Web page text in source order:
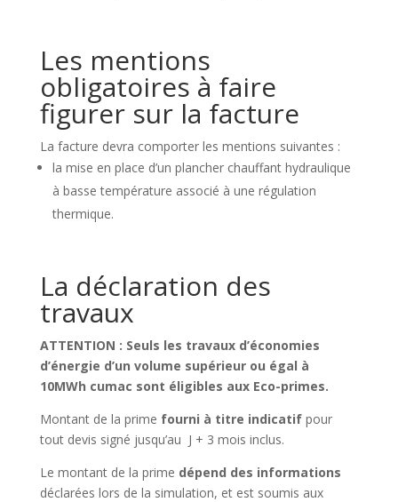
Les mentions
obligatoires à faire
figurer sur la facture
La facture devra comporter les mentions suivantes :
la mise en place d’un plancher chauffant hydraulique
à basse température associé à une régulation
thermique.
La déclaration des
travaux
ATTENTION : Seuls les travaux d’économies
d’énergie d’un volume supérieur ou égal à
10MWh cumac sont éligibles aux Eco-primes.
Montant de la prime fourni à titre indicatifpour
tout devis signé jusqu’au J + 3 mois inclus.
Le montant de la prime dépend des informations
déclarées lors de la simulation, et est soumis aux